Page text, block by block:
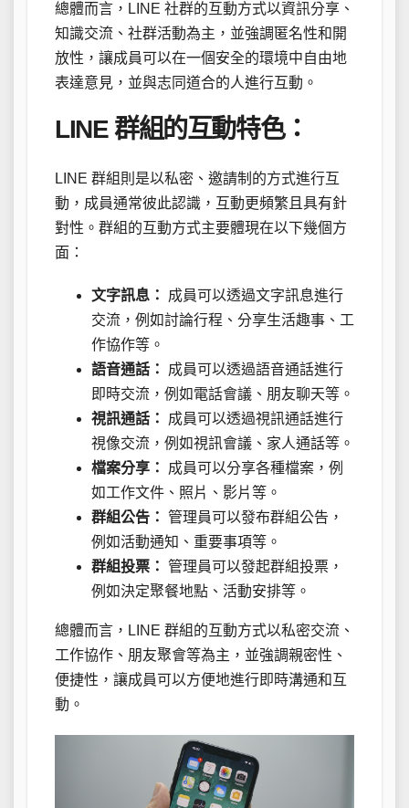
總體而言，LINE 社群的互動方式以資訊分享、
知識交流、社群活動為主，並強調匿名性和開
放性，讓成員可以在一個安全的環境中自由地
表達意見，並與志同道合的人進行互動。
LINE 群組的互動特色：
LINE 群組則是以私密、邀請制的方式進行互
動，成員通常彼此認識，互動更頻繁且具有針
對性。群組的互動方式主要體現在以下幾個方
面：
文字訊息：
成員可以透過文字訊息進行
交流，例如討論行程、分享生活趣事、工
作協作等。
語音通話：
成員可以透過語音通話進行
即時交流，例如電話會議、朋友聊天等。
視訊通話：
成員可以透過視訊通話進行
視像交流，例如視訊會議、家人通話等。
檔案分享：
成員可以分享各種檔案，例
如工作文件、照片、影片等。
群組公告： 管理員可以發布群組公告，
例如活動通知、重要事項等。
群組投票： 管理員可以發起群組投票，
例如決定聚餐地點、活動安排等。
總體而言，LINE 群組的互動方式以私密交流、
工作協作、朋友聚會等為主，並強調親密性、
便捷性，讓成員可以方便地進行即時溝通和互
動。